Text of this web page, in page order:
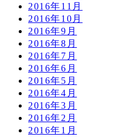
2016年11月
2016年10月
2016年9月
2016年8月
2016年7月
2016年6月
2016年5月
2016年4月
2016年3月
2016年2月
2016年1月